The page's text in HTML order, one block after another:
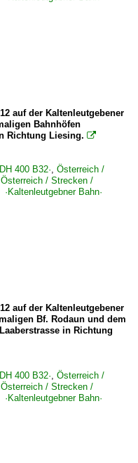
auf der Kaltenleutgebener
Bahnhöfen
Richtung Liesing. 
400 B32·, Österreich /
Österreich / Strecken /
Bahn·
auf der Kaltenleutgebener
Bf. Rodaun und dem
in Richtung
400 B32·, Österreich /
Österreich / Strecken /
Bahn·